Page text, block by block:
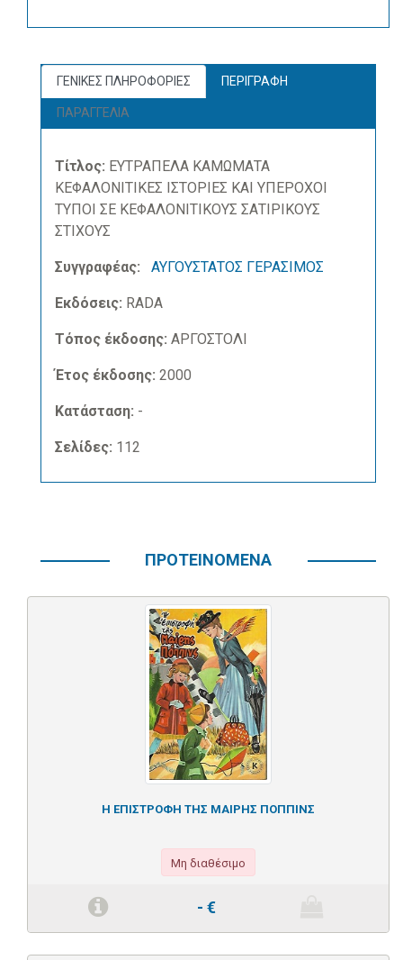
ΓΕΝΙΚΕΣ ΠΛΗΡΟΦΟΡΙΕΣ ΠΕΡΙΓΡΑΦΗ
ΠΑΡΑΓΓΕΛΙΑ
Τίτλος: ΕΥΤΡΑΠΕΛΑ ΚΑΜΩΜΑΤΑ
ΚΕΦΑΛΟΝΙΤΙΚΕΣ ΙΣΤΟΡΙΕΣ ΚΑΙ ΥΠΕΡΟΧΟΙ
ΤΥΠΟΙ ΣΕ ΚΕΦΑΛΟΝΙΤΙΚΟΥΣ ΣΑΤΙΡΙΚΟΥΣ
ΣΤΙΧΟΥΣ
Συγγραφέας: ΑΥΓΟΥΣΤΑΤΟΣ ΓΕΡΑΣΙΜΟΣ
Εκδόσεις: RADA
Τόπος έκδοσης: ΑΡΓΟΣΤΟΛΙ
Έτος έκδοσης: 2000
Κατάσταση: -
Σελίδες: 112
ΠΡΟΤΕΙΝΟΜΕΝΑ
Η ΕΠΙΣΤΡΟΦΗ ΤΗΣ ΜΑΙΡΗΣ ΠΟΠΠΙΝΣ
Μη διαθέσιμο
- €